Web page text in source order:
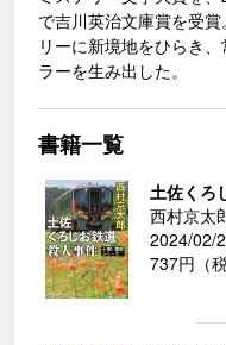
で吉川英治文庫賞を受
リーに新境地をひらき
ラーを生み出した。
書籍一覧
土佐くろ
西村京太
2024/02/
737円（税